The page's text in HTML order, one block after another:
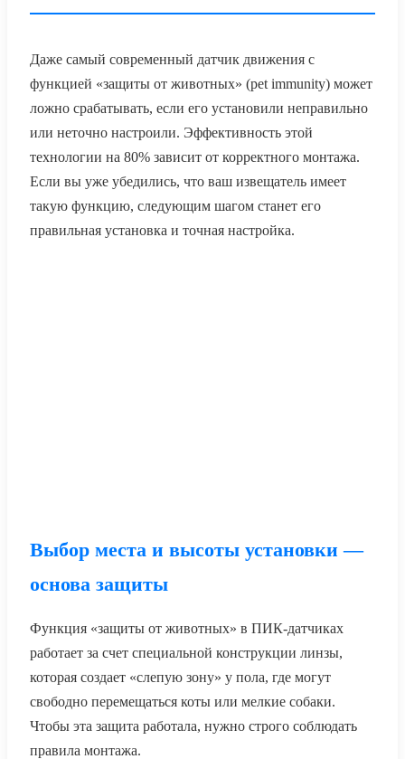
Даже самый современный датчик движения с
функцией «защиты от животных» (pet immunity) может
ложно срабатывать, если его установили неправильно
или неточно настроили. Эффективность этой
технологии на 80% зависит от корректного монтажа.
Если вы уже убедились, что ваш извещатель имеет
такую функцию, следующим шагом станет его
правильная установка и точная настройка.
Выбор места и высоты установки —
основа защиты
Функция «защиты от животных» в ПИК-датчиках
работает за счет специальной конструкции линзы,
которая создает «слепую зону» у пола, где могут
свободно перемещаться коты или мелкие собаки.
Чтобы эта защита работала, нужно строго соблюдать
правила монтажа.